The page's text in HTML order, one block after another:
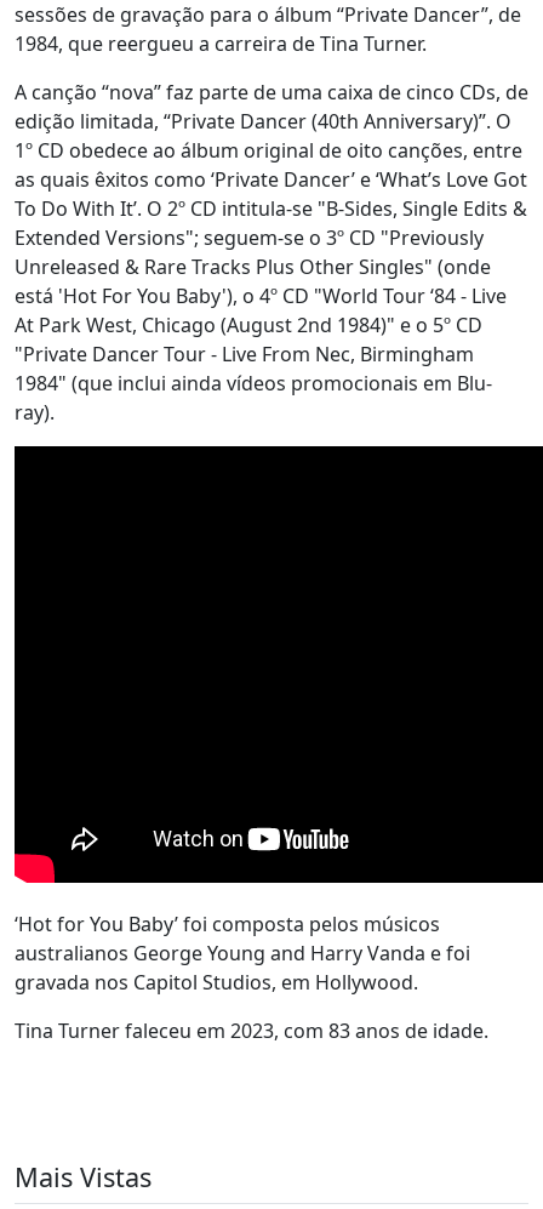
sessões de gravação para o álbum “Private Dancer”, de
1984, que reergueu a carreira de Tina Turner.
A canção “nova” faz parte de uma caixa de cinco CDs, de
edição limitada, “Private Dancer (40th Anniversary)”. O
1º CD obedece ao álbum original de oito canções, entre
as quais êxitos como ‘Private Dancer’ e ‘What’s Love Got
To Do With It’. O 2º CD intitula-se "B-Sides, Single Edits &
Extended Versions"; seguem-se o 3º CD "Previously
Unreleased & Rare Tracks Plus Other Singles" (onde
está 'Hot For You Baby'), o 4º CD "World Tour ‘84 - Live
At Park West, Chicago (August 2nd 1984)" e o 5º CD
"Private Dancer Tour - Live From Nec, Birmingham
1984" (que inclui ainda vídeos promocionais em Blu-
ray).
‘Hot for You Baby’ foi composta pelos músicos
australianos George Young and Harry Vanda e foi
gravada nos Capitol Studios, em Hollywood.
Tina Turner faleceu em 2023, com 83 anos de idade.
Mais Vistas